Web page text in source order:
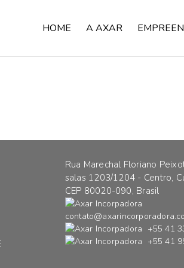
HOME A AXAR
Rua Marechal Floriano
salas 1203/1204 - Centro,
CEP 80020-090, Brasil
+55 41
+55 41